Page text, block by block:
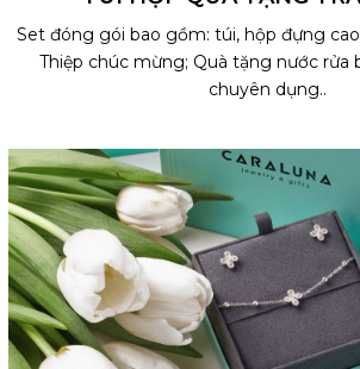
Set đóng gói bao gồm: túi, hộp đựng cao
Thiệp chúc mừng; Quà tặng nước rửa
chuyên dụng..